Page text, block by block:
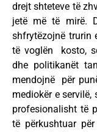
drejt shteteve të
jetë më të mirë.
shfrytëzojnë trurin
të voglën kosto,
dhe politikanët
mendojnë për
mediokër e
profesionalisht të
të përkushtuar